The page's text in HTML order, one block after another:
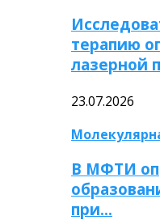
терапию
лазерной
23.07.2026
В МФТИ
при…